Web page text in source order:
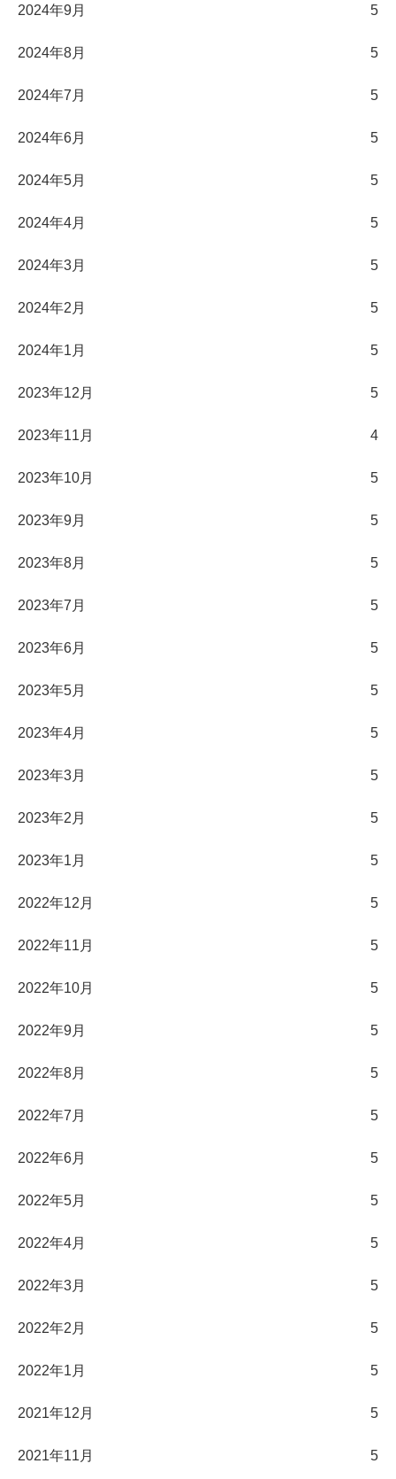
2024年9月 5
2024年8月 5
2024年7月 5
2024年6月 5
2024年5月 5
2024年4月 5
2024年3月 5
2024年2月 5
2024年1月 5
2023年12月 5
2023年11月 4
2023年10月 5
2023年9月 5
2023年8月 5
2023年7月 5
2023年6月 5
2023年5月 5
2023年4月 5
2023年3月 5
2023年2月 5
2023年1月 5
2022年12月 5
2022年11月 5
2022年10月 5
2022年9月 5
2022年8月 5
2022年7月 5
2022年6月 5
2022年5月 5
2022年4月 5
2022年3月 5
2022年2月 5
2022年1月 5
2021年12月 5
2021年11月 5